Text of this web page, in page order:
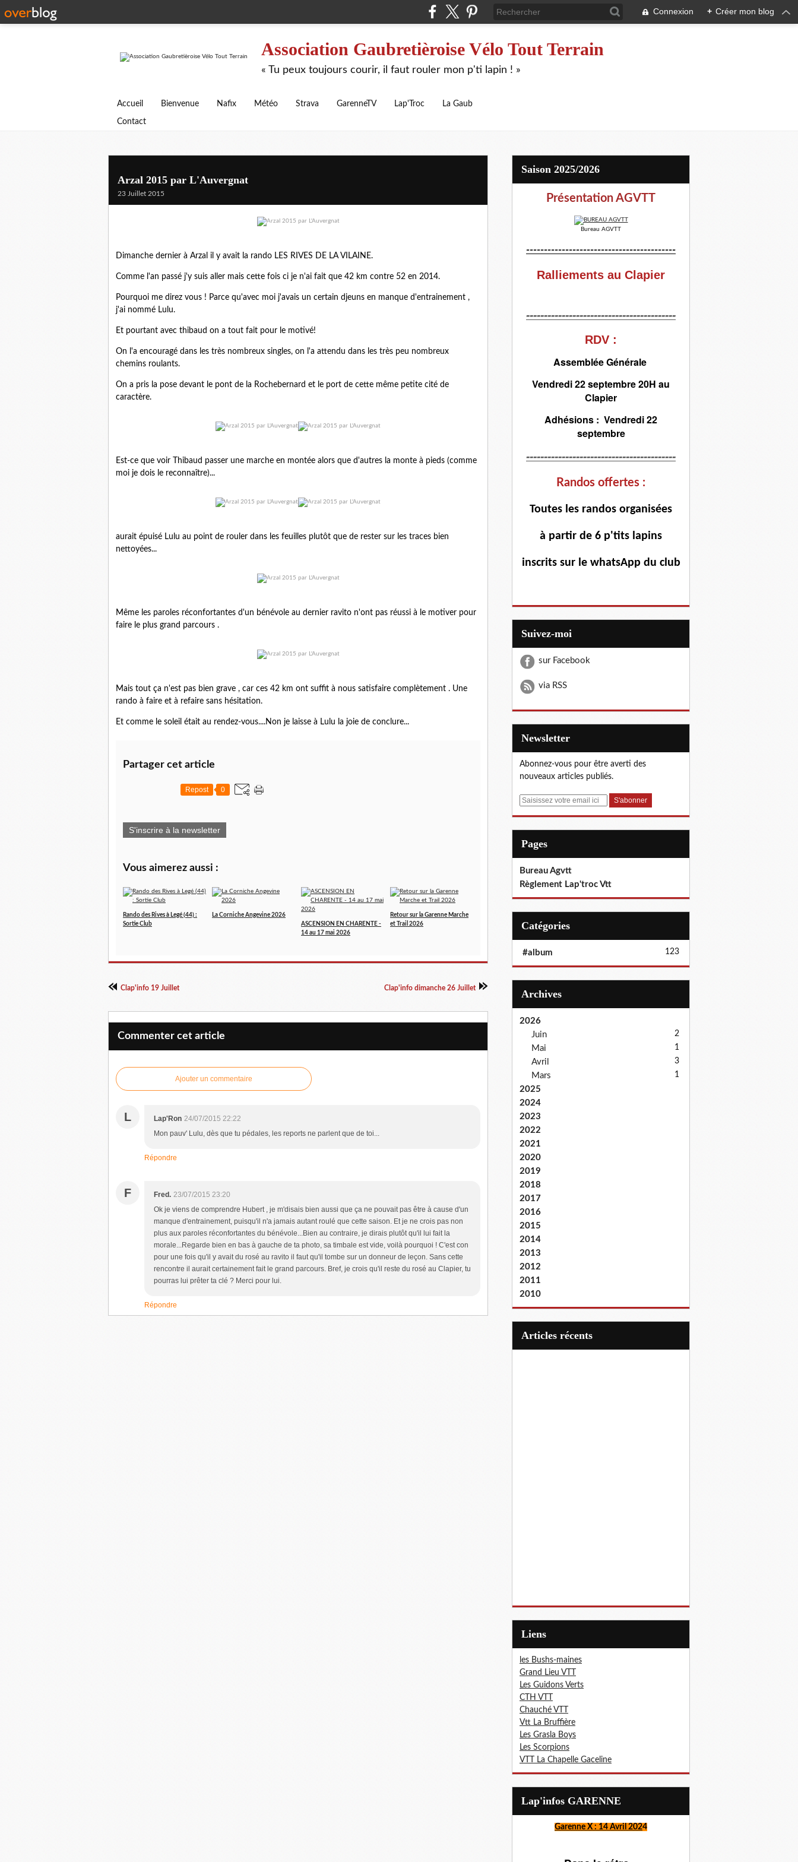
Connexion + Créer mon blog
Association Gaubretièroise Vélo Tout Terrain
« Tu peux toujours courir, il faut rouler mon p'ti lapin ! »
Accueil Bienvenue Nafix Météo Strava GarenneTV Lap'Troc La Gaub
Contact
Arzal 2015 par L'Auvergnat
23 Juillet 2015
Dimanche dernier à Arzal il y avait la rando LES RIVES DE LA VILAINE.
Comme l'an passé j'y suis aller mais cette fois ci je n'ai fait que 42 km contre 52 en 2014.
Pourquoi me direz vous ! Parce qu'avec moi j'avais un certain djeuns en manque d'entrainement ,
j'ai nommé Lulu.
Et pourtant avec thibaud on a tout fait pour le motivé!
On l'a encouragé dans les très nombreux singles, on l'a attendu dans les très peu nombreux
chemins roulants.
On a pris la pose devant le pont de la Rochebernard et le port de cette même petite cité de
caractère.
Est-ce que voir Thibaud passer une marche en montée alors que d'autres la monte à pieds (comme
moi je dois le reconnaître)...
aurait épuisé Lulu au point de rouler dans les feuilles plutôt que de rester sur les traces bien
nettoyées...
Même les paroles réconfortantes d'un bénévole au dernier ravito n'ont pas réussi à le motiver pour
faire le plus grand parcours .
Mais tout ça n'est pas bien grave , car ces 42 km ont suffit à nous satisfaire complètement . Une
rando à faire et à refaire sans hésitation.
Et comme le soleil était au rendez-vous....Non je laisse à Lulu la joie de conclure...
Partager cet article
Repost 0
S'inscrire à la newsletter
Vous aimerez aussi :
Rando des Rives à Legé (44) :
Sortie Club
La Corniche Angevine 2026
ASCENSION EN CHARENTE -
14 au 17 mai 2026
Retour sur la Garenne Marche
et Trail 2026
Clap'info 19 Juillet Clap'info dimanche 26 Juillet
Commenter cet article
Ajouter un commentaire
L Lap'Ron 24/07/2015 22:22
Mon pauv' Lulu, dès que tu pédales, les reports ne parlent que de toi...
Répondre
F Fred. 23/07/2015 23:20
Ok je viens de comprendre Hubert , je m'disais bien aussi que ça ne pouvait pas être à cause d'un
manque d'entrainement, puisqu'il n'a jamais autant roulé que cette saison. Et je ne crois pas non
plus aux paroles réconfortantes du bénévole...Bien au contraire, je dirais plutôt qu'il lui fait la
morale...Regarde bien en bas à gauche de ta photo, sa timbale est vide, voilà pourquoi ! C'est con
pour une fois qu'il y avait du rosé au ravito il faut qu'il tombe sur un donneur de leçon. Sans cette
rencontre il aurait certainement fait le grand parcours. Bref, je crois qu'il reste du rosé au Clapier, tu
pourras lui prêter ta clé ? Merci pour lui.
Répondre
Saison 2025/2026
Présentation AGVTT
Bureau AGVTT
------------------------------------------
Ralliements au Clapier
------------------------------------------
RDV :
Assemblée Générale
Vendredi 22 septembre 20H au
Clapier
Adhésions : Vendredi 22
septembre
------------------------------------------
Randos offertes :
Toutes les randos organisées
à partir de 6 p'tits lapins
inscrits sur le whatsApp du club
Suivez-moi
sur Facebook
via RSS
Newsletter
Abonnez-vous pour être averti des
nouveaux articles publiés.
E
Pages
Bureau Agvtt
Règlement Lap'troc Vtt
Catégories
#album 123
Archives
2026
Juin
2
Mai 1
Avril 3
Mars 1
2025
2024
2023
2022
2021
2020
2019
2018
2017
2016
2015
2014
2013
2012
2011
2010
articles récents
Liens
les Bushs-maines
Grand Lieu VTT
Les Guidons Verts
CTH VTT
Chauché VTT
Vtt La Bruffière
Les Grasla Boys
Les Scorpions
VTT La Chapelle Gaceline
Lap'infos GARENNE
Garenne X : 14 Avril 2024